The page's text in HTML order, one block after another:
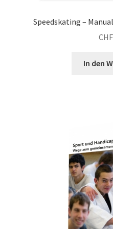
Speedskating –
CHF
In den